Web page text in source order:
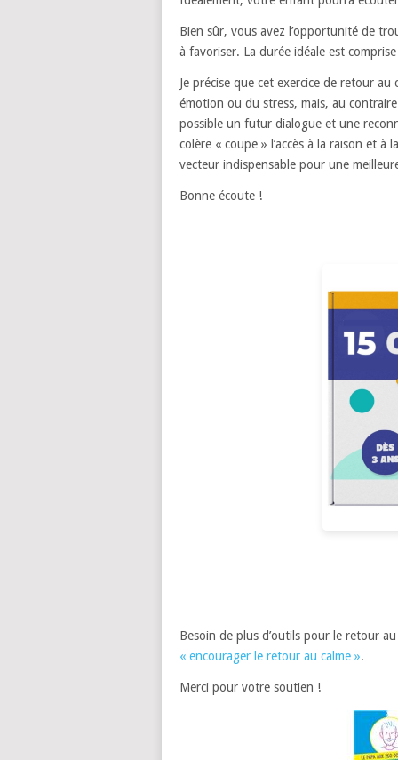
Bien sûr, vous avez l’opportunité de
à favoriser. La durée idéale est
Je précise que cet exercice de retour
émotion ou du stress, mais, au
possible un futur dialogue et une
colère « coupe » l’accès à la raison et à
vecteur indispensable pour une
Bonne écoute !
Besoin de plus d’outils pour le retour
« encourager le retour au calme ».
Merci pour votre soutien !